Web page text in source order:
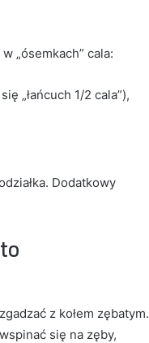
„ósemkach” cala:
„łańcuch 1/2 cala”),
Dodatkowy
z kołem zębatym.
się na zęby,